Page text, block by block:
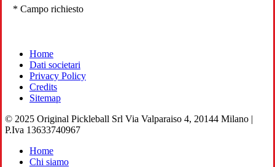
* Campo richiesto
Home
Dati societari
Privacy Policy
Credits
Sitemap
© 2025 Original Pickleball Srl Via Valparaiso 4, 20144 Milano |
P.Iva 13633740967
Close
Menu
Home
Chi siamo